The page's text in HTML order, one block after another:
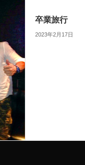
卒業旅行
2023年2月17日